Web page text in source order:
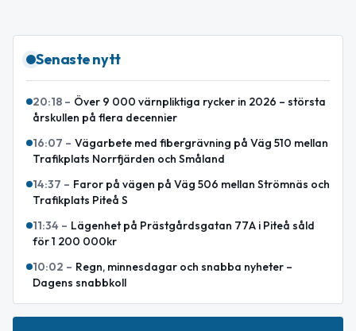
Senaste nytt
20:18 – Över 9 000 värnpliktiga rycker in 2026 – största
årskullen på flera decennier
16:07 – Vägarbete med fibergrävning på Väg 510 mellan
Trafikplats Norrfjärden och Småland
14:37 – Faror på vägen på Väg 506 mellan Strömnäs och
Trafikplats Piteå S
11:34 – Lägenhet på Prästgårdsgatan 77A i Piteå såld
för 1 200 000kr
10:02 – Regn, minnesdagar och snabba nyheter –
Dagens snabbkoll